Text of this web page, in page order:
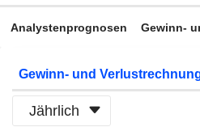
Analystenprognosen Gewinn-
Gewinn- und
Jährlich